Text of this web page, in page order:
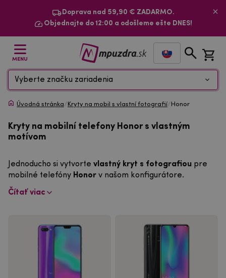
Doprava nad 59,90 € ZADARMO.
Objednajte do 12:00 a odošleme ešte DNES!
MENU
Vyberte značku zariadenia
Úvodná stránka/ Kryty na mobil s vlastní fotografií/ Honor
Kryty na mobilní telefony Honor s vlastným
motívom
Jednoducho si vytvorte vlastný kryt s fotografiou pre
mobilné telefóny Honor v našom konfigurátore.
Čítať viac